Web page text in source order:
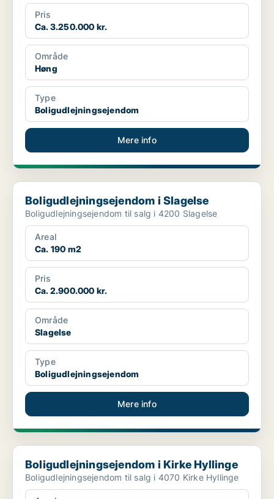
Pris
Ca. 3.250.000 kr.
Område
Høng
Type
Boligudlejningsejendom
Mere info
Boligudlejningsejendom i Slagelse
Boligudlejningsejendom i Slagelse
Boligudlejningsejendom til salg i 4200 Slagelse
Areal
Ca. 190 m2
Pris
Ca. 2.900.000 kr.
Område
Slagelse
Type
Boligudlejningsejendom
Mere info
Boligudlejningsejendom i Kirke Hyllinge
Boligudlejningsejendom i Kirke Hyllinge
Boligudlejningsejendom til salg i 4070 Kirke Hyllinge